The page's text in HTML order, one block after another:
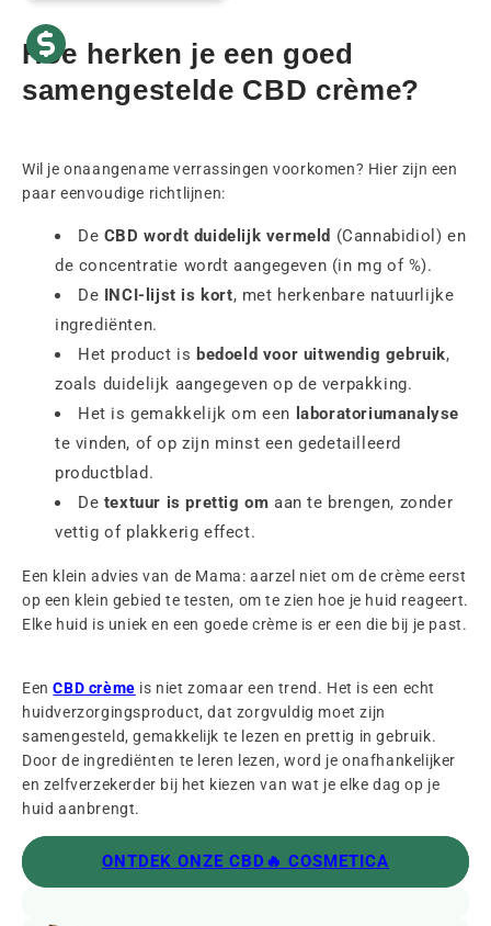
Hoe herken je een goed
samengestelde CBD crème?
Wil je onaangename verrassingen voorkomen? Hier zijn een
paar eenvoudige richtlijnen:
De CBD wordt duidelijk vermeld (Cannabidiol) en
de concentratie wordt aangegeven (in mg of %).
De INCI-lijst is kort, met herkenbare natuurlijke
ingrediënten.
Het product is bedoeld voor uitwendig gebruik,
zoals duidelijk aangegeven op de verpakking.
Het is gemakkelijk om een laboratoriumanalyse
te vinden, of op zijn minst een gedetailleerd
productblad.
De textuur is prettig om aan te brengen, zonder
vettig of plakkerig effect.
Een klein advies van de Mama: aarzel niet om de crème eerst
op een klein gebied te testen, om te zien hoe je huid reageert.
Elke huid is uniek en een goede crème is er een die bij je past.
EenCBD crème is niet zomaar een trend. Het is een echt
huidverzorgingsproduct, dat zorgvuldig moet zijn
samengesteld, gemakkelijk te lezen en prettig in gebruik.
Door de ingrediënten te leren lezen, word je onafhankelijker
en zelfverzekerder bij het kiezen van wat je elke dag op je
huid aanbrengt.
ONTDEK ONZE CBD🔥 COSMETICA